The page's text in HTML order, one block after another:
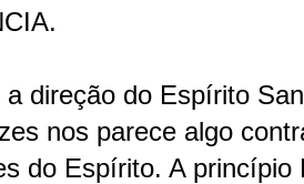
a direção do Espírito
nos parece algo
do Espírito. A princípio